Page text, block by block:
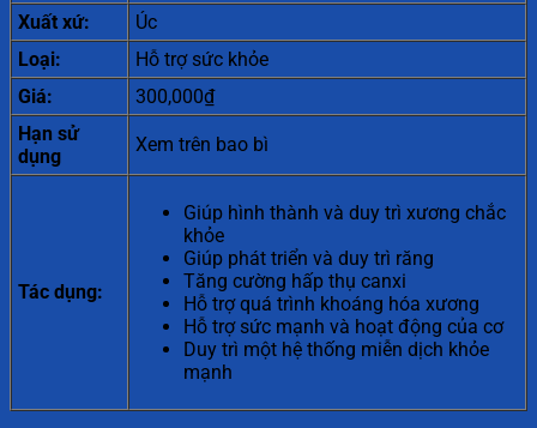
Xuất xứ:
Úc
Loại:
Hỗ trợ sức khỏe
Giá:
300,000₫
Hạn sử
dụng
Xem trên bao bì
Tác dụng:
Giúp hình thành và duy trì xương chắc
khỏe
Giúp phát triển và duy trì răng
Tăng cường hấp thụ canxi
Hỗ trợ quá trình khoáng hóa xương
Hỗ trợ sức mạnh và hoạt động của cơ
Duy trì một hệ thống miễn dịch khỏe
mạnh